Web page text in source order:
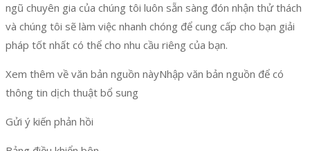
ngũ chuyên gia của chúng tôi luôn sẵn sàng đón nhận thử thách
và chúng tôi sẽ làm việc nhanh chóng để cung cấp cho bạn giải
pháp tốt nhất có thể cho nhu cầu riêng của bạn.
Xem thêm về văn bản nguồn nàyNhập văn bản nguồn để có
thông tin dịch thuật bổ sung
Gửi ý kiến phản hồi